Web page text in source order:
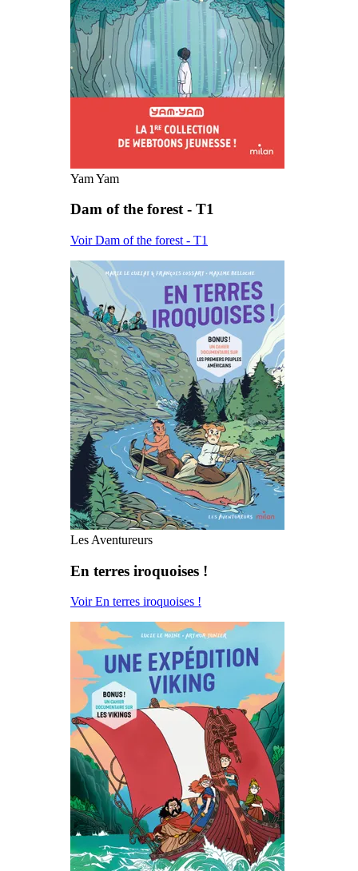
Yam Yam
Dam of the forest - T1
Voir Dam of the forest - T1
Les Aventureurs
En terres iroquoises !
Voir En terres iroquoises !